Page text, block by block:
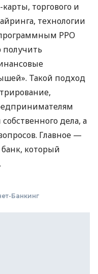
торгового и
технологии
РРО
Такой подход
дела, а
Главное —
который
Банкинг